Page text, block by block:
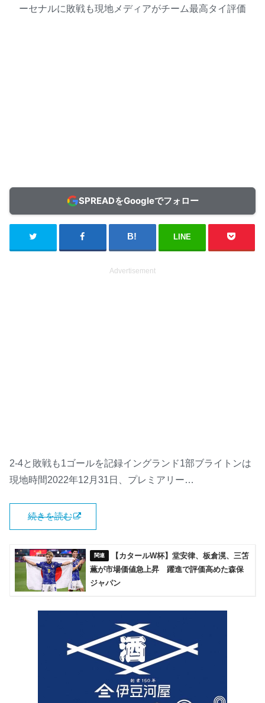
SPREADをGoogleでフォロー
LINE
Advertisement
2-4と敗戦も1ゴールを記録イングランド1部ブライトンは
現地時間2022年12月31日、プレミアリー…
続きを読む
【カタールW杯】堂安律、板倉滉、三笘
薫が市場価値急上昇 躍進で評価高めた森保
ジャパン